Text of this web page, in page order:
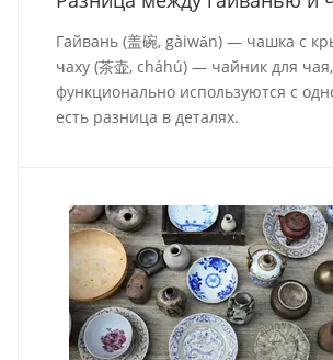
Гайвань (盖碗, gàiwǎn) — чашка с
чаху (茶壶, cháhú) — чайник для чая,
функционально используются с
есть разница в деталях.